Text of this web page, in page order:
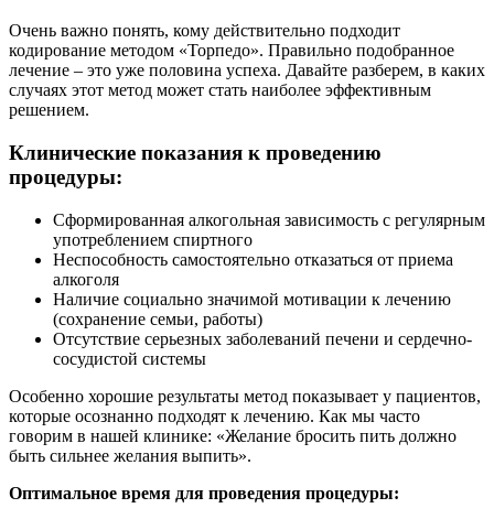
Очень важно понять, кому действительно подходит
кодирование методом «Торпедо». Правильно подобранное
лечение – это уже половина успеха. Давайте разберем, в каких
случаях этот метод может стать наиболее эффективным
решением.
Клинические показания к проведению
процедуры:
Сформированная алкогольная зависимость с регулярным
употреблением спиртного
Неспособность самостоятельно отказаться от приема
алкоголя
Наличие социально значимой мотивации к лечению
(сохранение семьи, работы)
Отсутствие серьезных заболеваний печени и сердечно-
сосудистой системы
Особенно хорошие результаты метод показывает у пациентов,
которые осознанно подходят к лечению. Как мы часто
говорим в нашей клинике: «Желание бросить пить должно
быть сильнее желания выпить».
Оптимальное время для проведения процедуры: